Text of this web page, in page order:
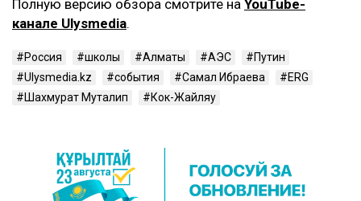
Полную версию обзора смотрите на YouTube-
канале Ulysmedia.
Россия школы Алматы АЭС
Путин
Ulysmedia.kz
события Самал Ибраева
ERG
Шахмурат Муталип
Кок-Жайляу